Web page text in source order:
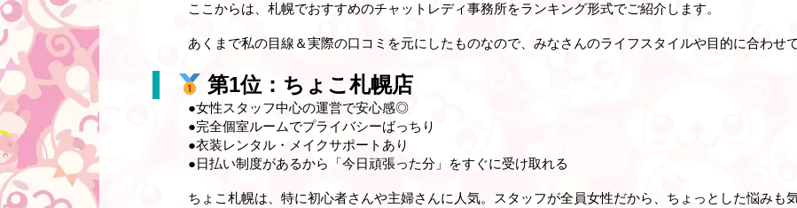
ここからは、札幌でおすすめのチャットレディ事務所をランキング形式でご紹介します。
あくまで私の目線＆実際の口コミを元にしたものなので、みなさんのライフスタイルや目的に合わせ
第1位：ちょこ札幌店
●女性スタッフ中心の運営で安心感◎
●完全個室ルームでプライバシーばっちり
●衣装レンタル・メイクサポートあり
●日払い制度があるから「今日頑張った分」をすぐに受け取れる
ちょこ札幌は、特に初心者さんや主婦さんに人気。スタッフが全員女性だから、ちょっとした悩みも